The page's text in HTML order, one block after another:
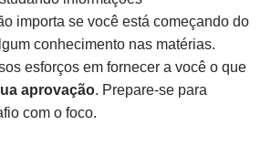
importa se você está começando do
conhecimento nas matérias.
esforços em fornecer a você o que
aprovação. Prepare-se para
com o foco.